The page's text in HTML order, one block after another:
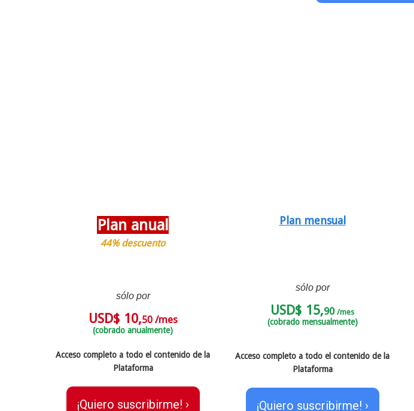
Plan anual
44% descuento
sólo por
USD$ 10,50 /mes
(cobrado anualmente)
Acceso completo a todo el contenido de la
Plataforma
¡Quiero suscribirme! ›
Plan mensual
sólo por
USD$ 15,90 /mes
(cobrado mensualmente)
Acceso completo a todo el contenido de la
Plataforma
¡Quiero suscribirme! ›